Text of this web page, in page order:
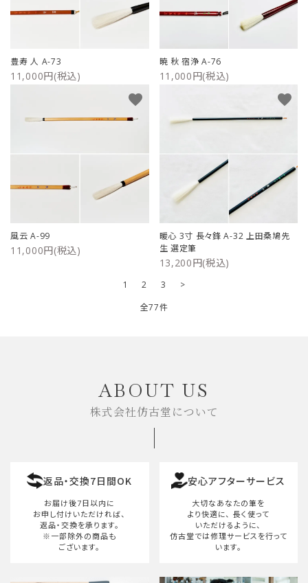
豊寿 人 A-73
11,000円(税込)
暁 秋 宿浄 A-76
11,000円(税込)
風云 A-99
11,000円(税込)
favorite
暖心 3寸 長々鋒 A-32 上田桑鳩先
生 選定筆
13,200円(税込)
favorite
1 2 3
>
全77件
検索する
ABOUT US
株式会社仿古堂について
返品・交換7日間OK
お届け後7日以内に
お申し付けいただければ、
返品・交換を承ります。
※一部除外の商品も
ございます。
安心アフターサービス
大切なあなたの筆を
より快適に、 長く使って
いただけるように、
仿古堂では修理サービスを行って
います。